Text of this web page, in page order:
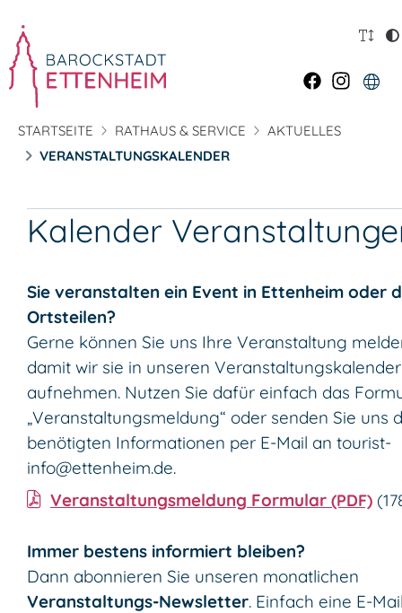
STARTSEITE RATHAUS & SERVICE
AKTUELLES
VERANSTALTUNGSKALENDER
Kalender
Sie veranstalten ein Event in Ettenheim oder
Ortsteilen?
Gerne können Sie uns Ihre Veranstaltung
damit wir sie in unseren Veranstaltungskalender
aufnehmen. Nutzen Sie dafür einfach das
„Veranstaltungsmeldung“ oder senden Sie uns
benötigten Informationen per E-Mail an tourist-
info@ettenheim.de.
Veranstaltungsmeldung Formular (PDF)
Immer bestens informiert bleiben?
Dann abonnieren Sie unseren monatlichen
Veranstaltungs-Newsletter. Einfach eine E-